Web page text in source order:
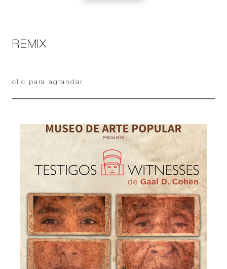
REMIX
clic para agrandar